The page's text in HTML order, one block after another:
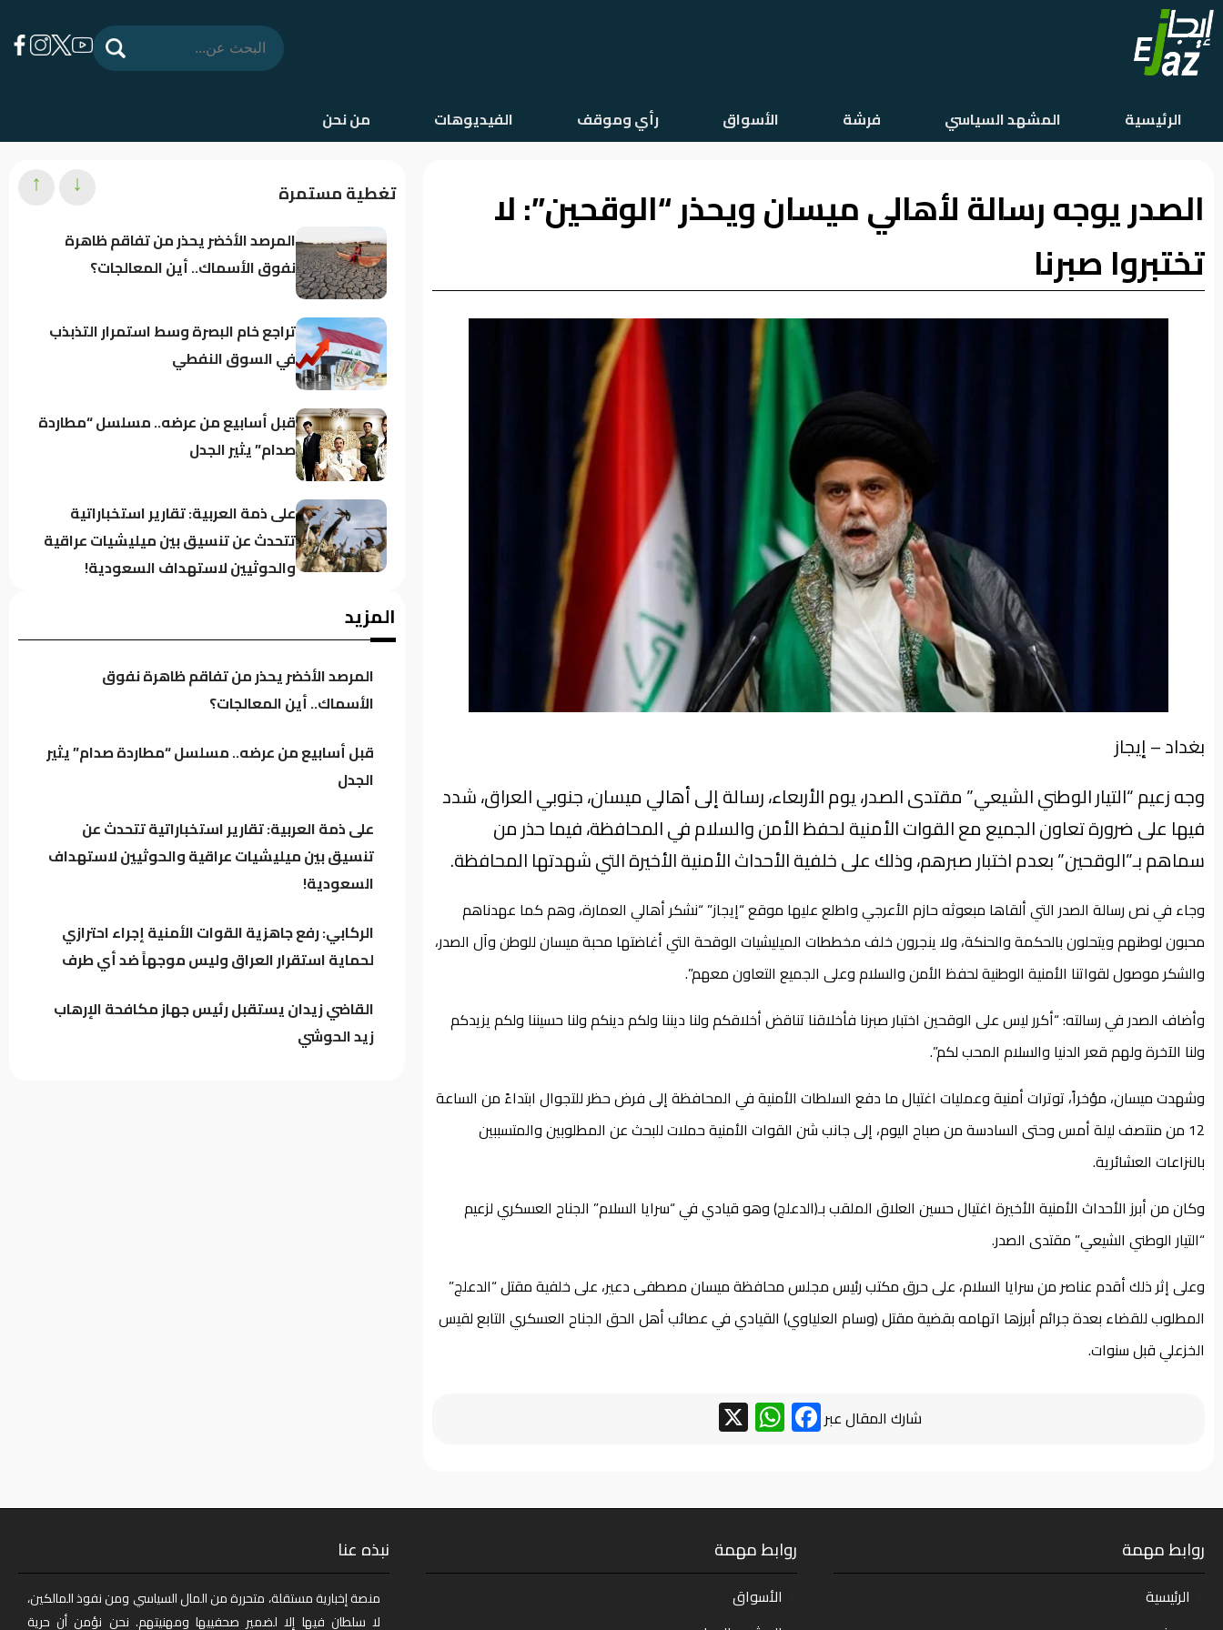
الرئيسية
المشهد
السياسي
فرشة
رأي
وموقف
الرئيسية المشهد السياسي فرشة الأسواق رأي وموقف الفيديوهات من نحن
الصدر يوجه رسالة لأهالي ميسان ويحذر “الوقحين”: لا
تختبروا صبرنا
بغداد – إيجاز
وجه زعيم “التيار الوطني الشيعي” مقتدى الصدر، يوم الأربعاء، رسالة إلى أهالي ميسان، جنوبي العراق، شدد
فيها على ضرورة تعاون الجميع مع القوات الأمنية لحفظ الأمن والسلام في المحافظة، فيما حذر من
سماهم بـ”الوقحين” بعدم اختبار صبرهم، وذلك على خلفية الأحداث الأمنية الأخيرة التي شهدتها المحافظة.
وجاء في نص رسالة الصدر التي ألقاها مبعوثه حازم الأعرجي واطلع عليها موقع “إيجاز” “نشكر أهالي العمارة، وهم كما عهدناهم
محبون لوطنهم ويتحلون بالحكمة والحنكة، ولا ينجرون خلف مخططات الميليشيات الوقحة التي أغاضتها محبة ميسان للوطن وآل الصدر،
والشكر موصول لقواتنا الأمنية الوطنية لحفظ الأمن والسلام وعلى الجميع التعاون معهم”.
وأضاف الصدر في رسالته: “أكرر ليس على الوقحين اختبار صبرنا فأخلاقنا تناقض أخلاقكم ولنا ديننا ولكم دينكم ولنا حسيننا ولكم يزيدكم
ولنا الآخرة ولهم قعر الدنيا والسلام المحب لكم”.
وشهدت ميسان، مؤخراً، توترات أمنية وعمليات اغتيال ما دفع السلطات الأمنية في المحافظة إلى فرض حظر للتجوال ابتداءً من الساعة
12 من منتصف ليلة أمس وحتى السادسة من صباح اليوم، إلى جانب شن القوات الأمنية حملات للبحث عن المطلوبين والمتسببين
بالنزاعات العشائرية.
وكان من أبرز الأحداث الأمنية الأخيرة اغتيال حسين العلاق الملقب بـ(الدعلج) وهو قيادي في “سرايا السلام” الجناح العسكري لزعيم
“التيار الوطني الشيعي” مقتدى الصدر.
وعلى إثر ذلك أقدم عناصر من سرايا السلام، على حرق مكتب رئيس مجلس محافظة ميسان مصطفى دعير، على خلفية مقتل “الدعلج”
المطلوب للقضاء بعدة جرائم أبرزها اتهامه بقضية مقتل (وسام العلياوي) القيادي في عصائب أهل الحق الجناح العسكري التابع لقيس
الخزعلي قبل سنوات.
شارك المقال عبر Facebook
WhatsApp
تغطية مستمرة
المرصد الأخضر يحذر من تفاقم ظاهرة
نفوق الأسماك.. أين المعالجات؟
تراجع خام البصرة وسط استمرار التذبذب
في السوق النفطي
قبل أسابيع من عرضه.. مسلسل “مطاردة
صدام” يثير الجدل
على ذمة العربية: تقارير استخباراتية
تتحدث عن تنسيق بين ميليشيات عراقية
والحوثيين لاستهداف السعودية!
ترمب ينفي أزمة الذخائر الأميركية..تقارير
استراتيجية
↓
↑
المزيد
المرصد الأخضر يحذر من تفاقم ظاهرة نفوق
الأسماك.. أين المعالجات؟
قبل أسابيع من عرضه.. مسلسل “مطاردة صدام” يثير
الجدل
على ذمة العربية: تقارير استخباراتية تتحدث عن
تنسيق بين ميليشيات عراقية والحوثيين لاستهداف
السعودية!
الركابي: رفع جاهزية القوات الأمنية إجراء احترازي
لحماية استقرار العراق وليس موجهاً ضد أي طرف
القاضي زيدان يستقبل رئيس جهاز مكافحة الإرهاب
زيد الحوشي
روابط مهمة
الرئيسية
روابط مهمة
الأسواق
نبذه عنا
منصة إخبارية مستقلة، متحررة من المال السياسي ومن نفوذ المالكين،
لا سلطان فيها إلا لضمير صحفييها ومهنيتهم. نحن نؤمن أن حرية